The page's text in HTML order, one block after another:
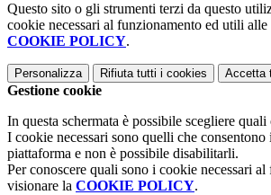
Questo sito o gli strumenti terzi da questo
cookie necessari al funzionamento ed utili
COOKIE POLICY.
Personalizza Rifiuta tutti i cookies Accetta
Gestione cookie
In questa schermata è possibile scegliere
I cookie necessari sono quelli che
piattaforma e non è possibile disabilitarli.
Per conoscere quali sono i cookie necessari
visionare la COOKIE POLICY.